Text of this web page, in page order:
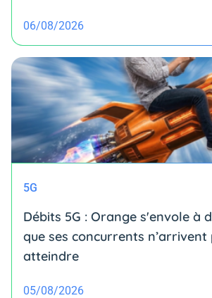
06/08/2026
5G
Débits 5G : Orange s'envole à
que ses concurrents n’arrivent
atteindre
05/08/2026